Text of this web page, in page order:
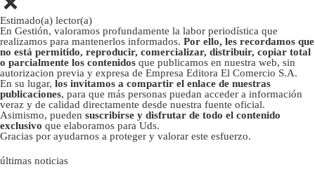
Estimado(a) lector(a)
En Gestión, valoramos profundamente la labor periodística que
realizamos para mantenerlos informados. Por ello, les recordamos que
no está permitido, reproducir, comercializar, distribuir, copiar total
o parcialmente los contenidos que publicamos en nuestra web, sin
autorizacion previa y expresa de Empresa Editora El Comercio S.A.
En su lugar, los invitamos a compartir el enlace de nuestras
publicaciones, para que más personas puedan acceder a información
veraz y de calidad directamente desde nuestra fuente oficial.
Asimismo, pueden suscribirse y disfrutar de todo el contenido
exclusivo que elaboramos para Uds.
Gracias por ayudarnos a proteger y valorar este esfuerzo.
últimas noticias